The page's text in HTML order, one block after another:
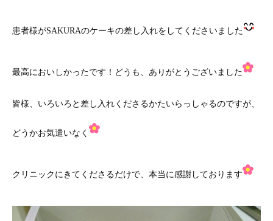
患者様がSAKURAのケーキの差し入れをしてくださいました
最高においしかったです！どうも、ありがとうございました
皆様、いろいろと差し入れくださるかたいらっしゃるのですが、
どうかお気遣いなく
クリニックにきてくださるだけで、本当に感謝しております